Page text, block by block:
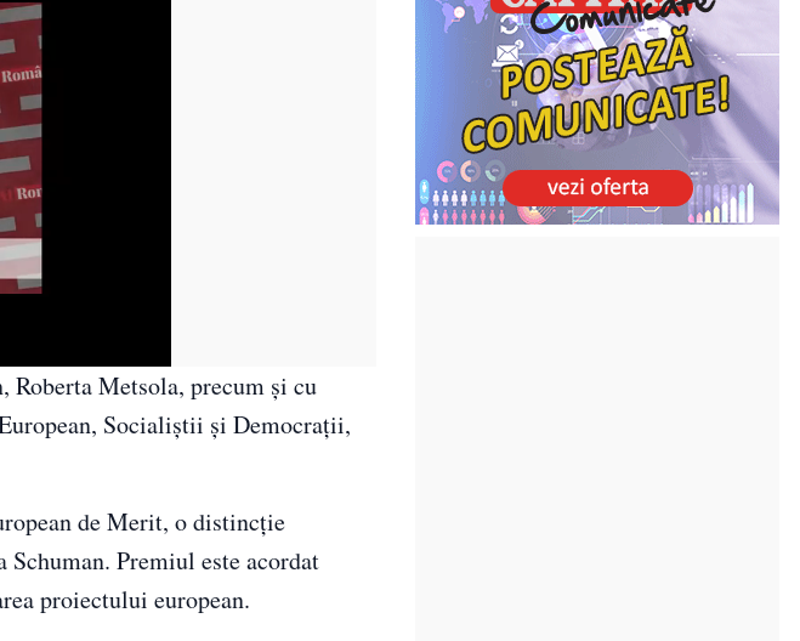
Roberta Metsola, precum şi cu
Socialiştii şi Democraţii,
de Merit, o distincţie
Premiul este acordat
proiectului european.